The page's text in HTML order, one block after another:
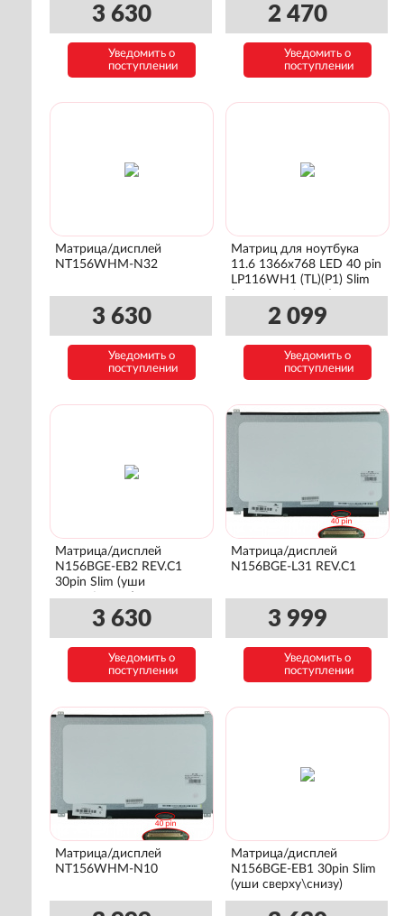
3 630
Уведомить о
поступлении
2 470
Уведомить о
поступлении
Матрица/дисплей
NT156WHM-N32
3 630
Уведомить о
поступлении
Матриц для ноутбука
11.6 1366x768 LED 40 pin
LP116WH1 (TL)(P1) Slim
(уши лево/право)
2 099
Уведомить о
поступлении
Матрица/дисплей
N156BGE-EB2 REV.C1
30pin Slim (уши
сверху\снизу)
3 630
Уведомить о
поступлении
Матрица/дисплей
N156BGE-L31 REV.C1
3 999
Уведомить о
поступлении
Матрица/дисплей
NT156WHM-N10
Матрица/дисплей
N156BGE-EB1 30pin Slim
(уши сверху\снизу)